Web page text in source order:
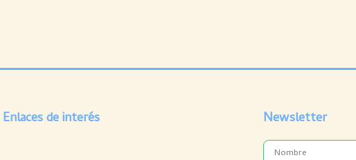
Enlaces de interés Newsletter
Name